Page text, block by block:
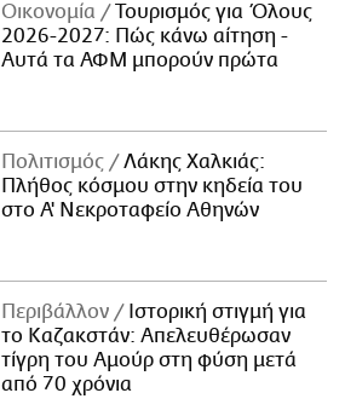
Οικονομία
Τουρισμός για Όλους
2026-2027: Πώς κάνω αίτηση -
Αυτά τα ΑΦΜ μπορούν πρώτα
Πολιτισμός
Λάκης Χαλκιάς:
Πλήθος κόσμου στην κηδεία του
στο Α' Νεκροταφείο Αθηνών
Περιβάλλον
Ιστορική στιγμή για
το Καζακστάν: Απελευθέρωσαν
τίγρη του Αμούρ στη φύση μετά
από 70 χρόνια